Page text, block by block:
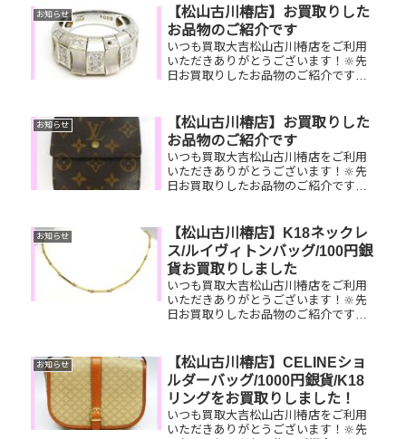
中です！🥰11,500円以上ご成約のお客
様限定でご参加いただけ...
お知らせ
【松山古川椿店】お買取りした
お品物のご紹介です
いつも買取大吉松山古川椿店をご利用
いただきありがとうございます！🔆先
日お買取りしたお品物のご紹介です。
っているお品物はございませんか？そ
のお品物ぜひ！買取大吉松山古川...
お知らせ
【松山古川椿店】お買取りした
お品物のご紹介です
いつも買取大吉松山古川椿店をご利用
いただきありがとうございます！🔆先
日お買取りしたお品物のご紹介です。
ているお品物はございませんか？その
お品物ぜひ！買取大吉松山古川椿...
お知らせ
【松山古川椿店】K18ネックレ
ス/ルイヴィトンバッグ/100円銀
貨お買取りしました
いつも買取大吉松山古川椿店をご利用
いただきありがとうございます！🔆先
日お買取りしたお品物のご紹介です。
はございませんか？ぜひ買取大吉松山
古川椿店にお査定させてください...
お知らせ
【松山古川椿店】CELINEショ
ルダーバッグ/1000円銀貨/K18
リングをお買取りしました！
いつも買取大吉松山古川椿店をご利用
いただきありがとうございます！🔆先